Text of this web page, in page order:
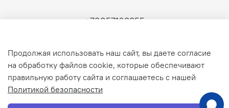
+79857163355
УСН (без НДС). Официальные b2b-поставки
серверного и инженерного оборудования
Интернет-магазин создан на inSales
Продолжая использовать наш сайт, вы даете согласие
на обработку файлов cookie, которые обеспечивают
правильную работу сайта и соглашаетесь с нашей
Политикой безопасности